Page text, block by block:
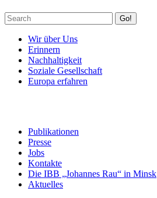
Go!
Wir über Uns
Erinnern
Nachhaltigkeit
Soziale Gesellschaft
Europa erfahren
Publikationen
Presse
Jobs
Kontakte
Die IBB „Johannes Rau“ in Minsk
Aktuelles